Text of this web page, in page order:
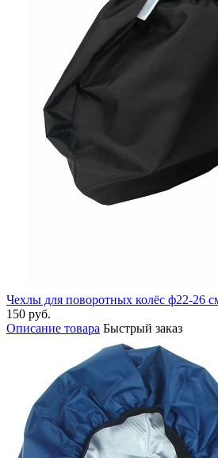
Чехлы для поворотных колёс ф22-26
150 руб.
Описание товара Быстрый заказ